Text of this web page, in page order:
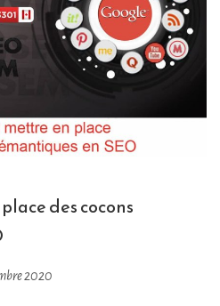
des cocons
2020